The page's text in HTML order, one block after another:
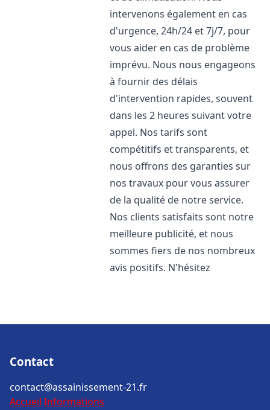
intervenons également en cas
d'urgence, 24h/24 et 7j/7, pour
vous aider en cas de problème
imprévu. Nous nous engageons
à fournir des délais
d'intervention rapides, souvent
dans les 2 heures suivant votre
appel. Nos tarifs sont
compétitifs et transparents, et
nous offrons des garanties sur
nos travaux pour vous assurer
de la qualité de notre service.
Nos clients satisfaits sont notre
meilleure publicité, et nous
sommes fiers de nos nombreux
avis positifs. N'hésitez
Contact
contact@assainissement-21.fr
Accueil Informations